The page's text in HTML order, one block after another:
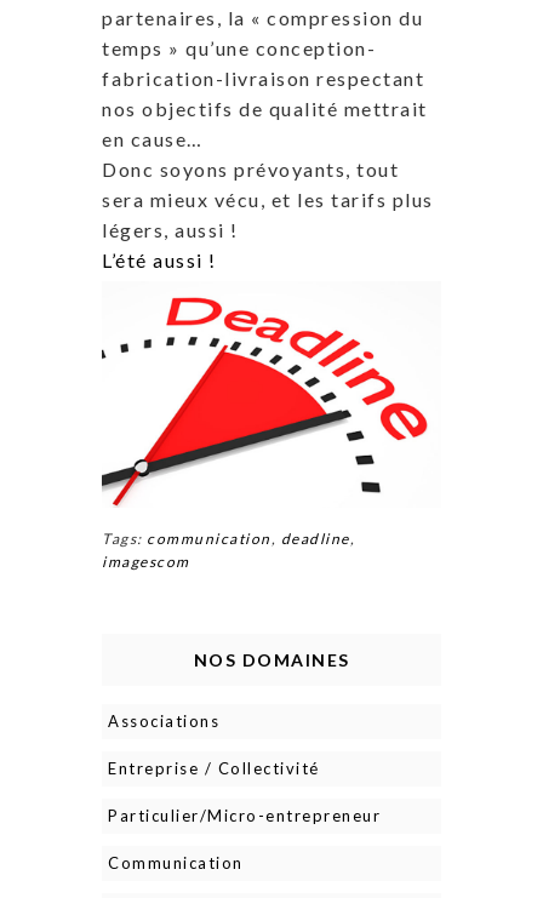
partenaires, la « compression du
temps » qu’une conception-
fabrication-livraison respectant
nos objectifs de qualité mettrait
en cause…
Donc soyons prévoyants, tout
sera mieux vécu, et les tarifs plus
légers, aussi !
L’été aussi !
Tags: communication , deadline,
imagescom
NOS DOMAINES
Associations
Entreprise / Collectivité
Particulier/Micro-entrepreneur
Communication